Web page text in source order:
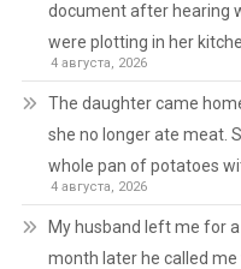
document after hearing
were plotting in her
4 августа, 2026
The daughter came
she no longer ate meat.
whole pan of potatoes
4 августа, 2026
My husband left me for
month later he called